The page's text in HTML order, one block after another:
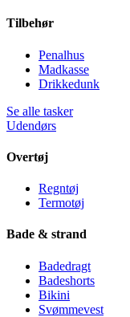
Tilbehør
Penalhus
Madkasse
Drikkedunk
Se alle tasker
Udendørs
Overtøj
Regntøj
Termotøj
Bade & strand
Badedragt
Badeshorts
Bikini
Svømmevest